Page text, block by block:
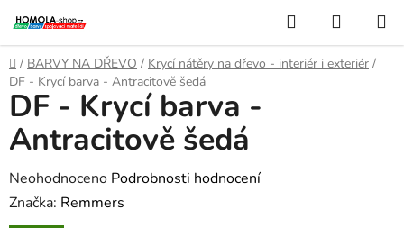
na
obsah
Hledat
KOŠÍK
Domů
/ BARVY NA DŘEVO / Krycí nátěry na dřevo - interiér i exteriér /
DF - Krycí barva - Antracitově šedá
DF - Krycí barva -
Antracitově šedá
Průměrné
hodnocení
Neohodnoceno Podrobnosti hodnocení
Značka: Remmers